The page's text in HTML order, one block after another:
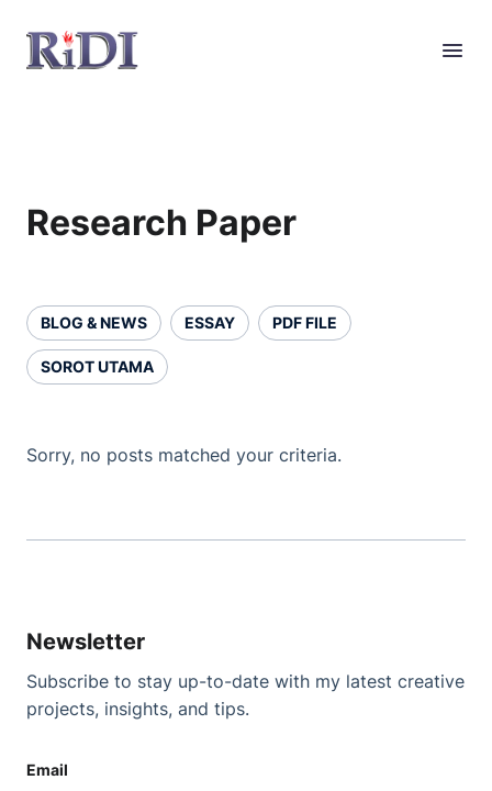
Research Paper
BLOG & NEWS ESSAY PDF FILE
SOROT UTAMA
Sorry, no posts matched your criteria.
Newsletter
Subscribe to stay up-to-date with my latest creative
projects, insights, and tips.
Email